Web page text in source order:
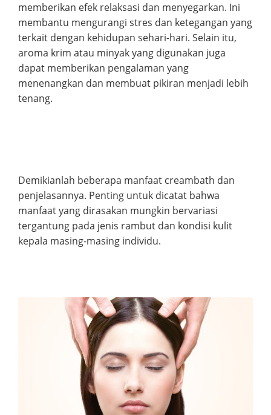
memberikan efek relaksasi dan menyegarkan. Ini
membantu mengurangi stres dan ketegangan yang
terkait dengan kehidupan sehari-hari. Selain itu,
aroma krim atau minyak yang digunakan juga
dapat memberikan pengalaman yang
menenangkan dan membuat pikiran menjadi lebih
tenang.
Demikianlah beberapa manfaat creambath dan
penjelasannya. Penting untuk dicatat bahwa
manfaat yang dirasakan mungkin bervariasi
tergantung pada jenis rambut dan kondisi kulit
kepala masing-masing individu.